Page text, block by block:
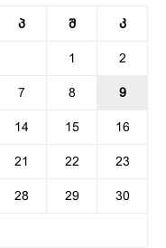
პ შ კ
1 2
7 8 9
14 15 16
21 22 23
28 29 30